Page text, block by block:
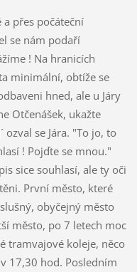
přes počáteční
se nám podaří
! Na hranicích
minimální, obtíže se
hned, ale u Járy
Otčenášek, ukažte
ozval se Jára. "To jo, to
! Pojďte se mnou."
sice souhlasí, ale ty oči
První město, které
obyčejný město
město, po 7 letech moc
tramvajové koleje, něco
17,30 hod. Posledním